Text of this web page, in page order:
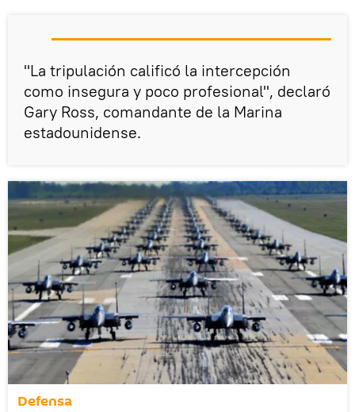
"La tripulación calificó la intercepción
como insegura y poco profesional", declaró
Gary Ross, comandante de la Marina
estadounidense.
Defensa